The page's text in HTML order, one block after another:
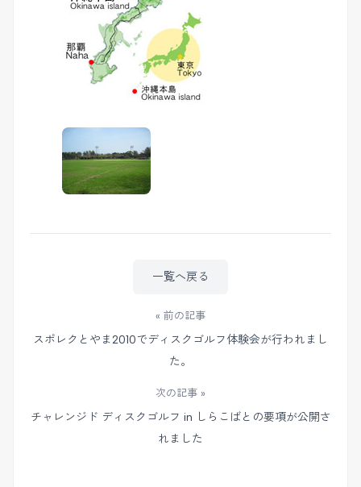
« 前の記事
スポレクとやま2010でディスクゴルフ体験会が行われまし
た。
一覧へ戻る
次の記事 »
チャレンジド ディスクゴルフ in しらこばとの要項が公開さ
れました